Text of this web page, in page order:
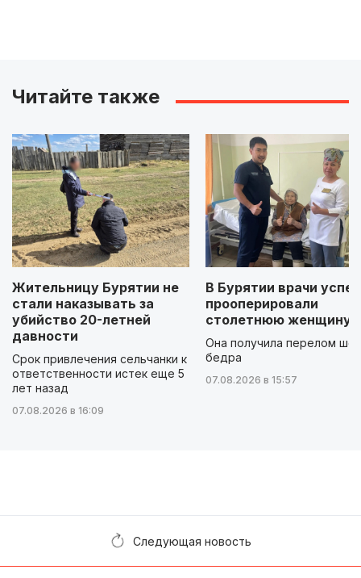
Читайте также
Жительницу Бурятии не
стали наказывать за
убийство 20-летней
давности
Срок привлечения сельчанки к
ответственности истек еще 5
лет назад
07.08.2026 в 16:09
В Бурятии врачи
прооперировали
столетнюю женщину
Она получила перелом
бедра
07.08.2026 в 15:57
Следующая новость